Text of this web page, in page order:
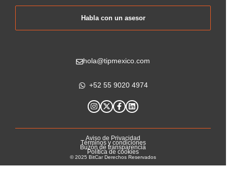
Habla con un asesor
hola@tipmexico.com
+52 55 9020 4974‬
© 2025 BitCar Derechos Reservados
Aviso de Privacidad
Términos y condiciones
Buzón de transparencia
Política de cookies